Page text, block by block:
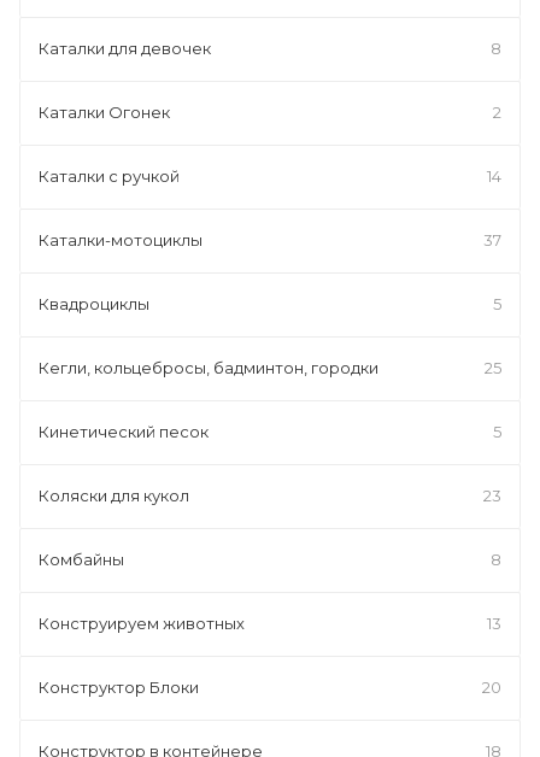
Каталки для девочек 8
Каталки Огонек 2
Каталки с ручкой 14
Каталки-мотоциклы 37
Квадроциклы 5
Кегли, кольцебросы, бадминтон, городки 25
Кинетический песок 5
Коляски для кукол 23
Комбайны 8
Конструируем животных 13
Конструктор Блоки 20
Конструктор в контейнере 18